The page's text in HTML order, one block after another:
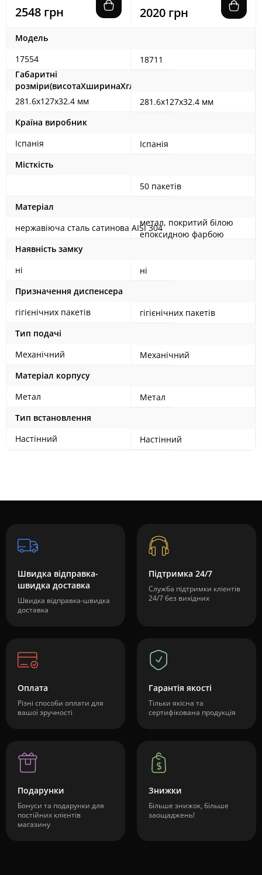
2548 грн
Модель
17554
Габаритні
розміри(висотаХширинаХглибина)
281.6х127х32.4 мм
Країна виробник
Іспанія
Місткість
Матеріал
нержавіюча сталь сатинова AISI 304
Наявність замку
ні
Призначення диспенсера
гігієнічних пакетів
Тип подачі
Механічний
Матеріал корпусу
Метал
Тип встановлення
Настінний
2020 грн
18711
281.6х127х32.4 мм
Іспанія
50 пакетів
метал, покритий білою
епоксидною фарбою
ні
гігієнічних пакетів
Механічний
Метал
Настінний
Швидка відправка-
швидка доставка
Швидка відправка-швидка
доставка
Підтримка 24/7
Служба підтримки клієнтів
24/7 без вихідних
Оплата
Різні способи оплати для
вашої зручності
Гарантія якості
Тільки якісна та
сертифікована продукція
Подарунки
Бонуси та подарунки для
постійних клієнтів
магазину
Знижки
Більше знижок, більше
заощаджень!